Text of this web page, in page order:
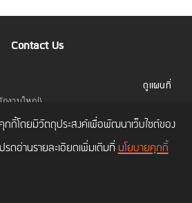
Contact Us
งานใหญ่)
อร์ ชั้น 6 ห้อง 601 ถนน
กทม. 10500
ดูแผนที่
ชียงใหม่)
คุกกี้โดยมีวัตถุประสงค์เพื่อพัฒนาเว็บไซต์ของ
รดอ่านรายละเอียดเพิ่มเติมที่ นโยบายคุกกี้